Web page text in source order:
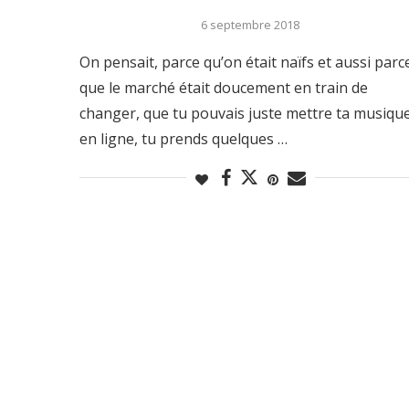
6 septembre 2018
On pensait, parce qu’on était naïfs et aussi
que le marché était doucement en train de
changer, que tu pouvais juste mettre ta
en ligne, tu prends quelques …